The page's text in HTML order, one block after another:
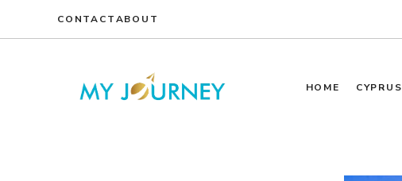
CONTACTABOUT
HOME CYPRUS